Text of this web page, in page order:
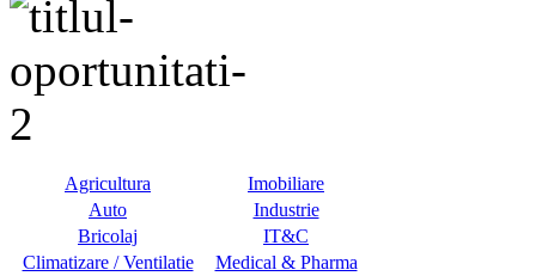
Agricultura
Imobiliare
Auto
Industrie
Bricolaj
IT&C
Climatizare / Ventilatie
Medical & Pharma